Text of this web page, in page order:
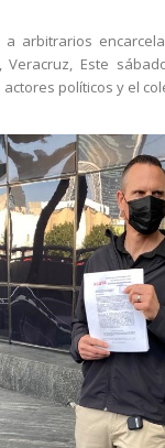
arbitrarios
Veracruz, Este
políticos y el